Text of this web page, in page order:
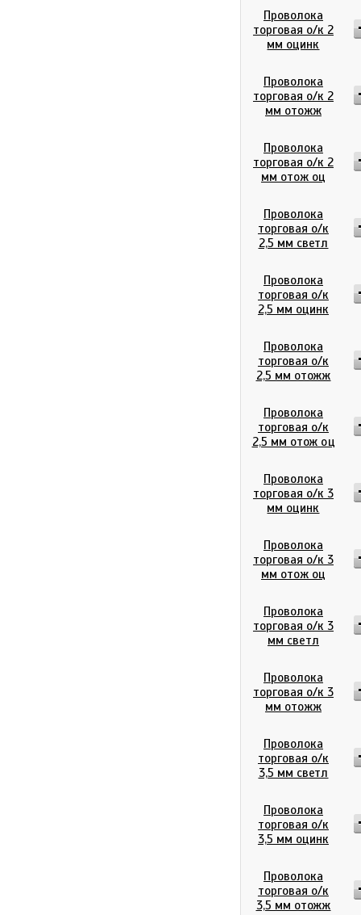
Проволока
торговая о/к 2
мм оцинк
Проволока
торговая о/к 2
мм отожж
Проволока
торговая о/к 2
мм отож оц
Проволока
торговая о/к
2,5 мм светл
Проволока
торговая о/к
2,5 мм оцинк
Проволока
торговая о/к
2,5 мм отожж
Проволока
торговая о/к
2,5 мм отож оц
Проволока
торговая о/к 3
мм оцинк
Проволока
торговая о/к 3
мм отож оц
Проволока
торговая о/к 3
мм светл
Проволока
торговая о/к 3
мм отожж
Проволока
торговая о/к
3,5 мм светл
Проволока
торговая о/к
3,5 мм оцинк
Проволока
торговая о/к
3,5 мм отожж